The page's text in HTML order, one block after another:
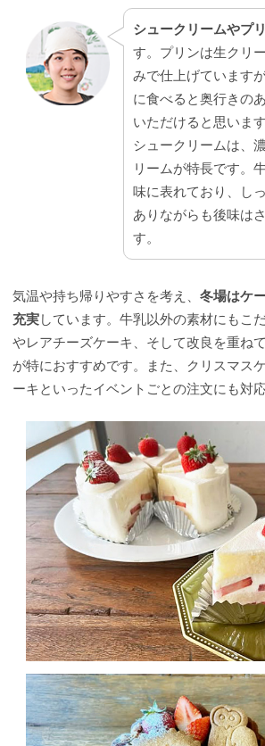
シュークリームやプ
す。プリンは生クリ
みで仕上げています
に食べると奥行きの
いただけると思います
シュークリームは、
リームが特長です。
味に表れており、し
ありながらも後味は
す。
気温や持ち帰りやすさを考え、 冬場はケ
充実しています。牛乳以外の素材にもこ
やレアチーズケーキ、そして改良を重ね
が特におすすめです。また、クリスマス
ーキといったイベントごとの注文にも対